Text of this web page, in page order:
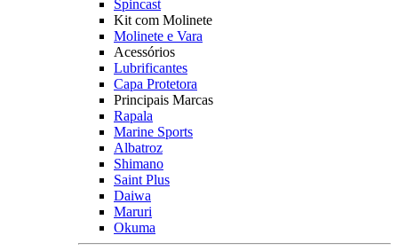
Spincast
Kit com Molinete
Molinete e Vara
Acessórios
Lubrificantes
Capa Protetora
Principais Marcas
Rapala
Marine Sports
Albatroz
Shimano
Saint Plus
Daiwa
Maruri
Okuma